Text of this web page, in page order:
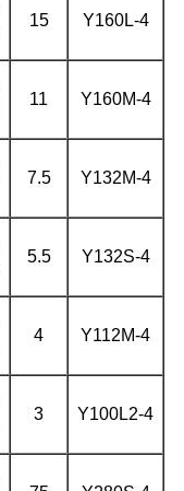
15 Y160L-4
11 Y160M-4
7.5 Y132M-4
5.5 Y132S-4
4 Y112M-4
3 Y100L2-4